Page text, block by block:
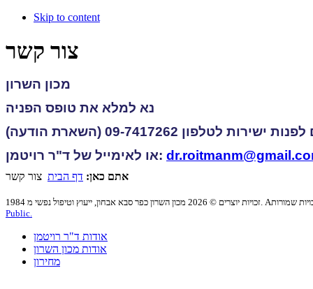
Skip to content
צור קשר
מכון השרון
נא למלא את טופס הפניה
ישירות לטלפון 09-7417262 (השארת הודעה)
או לאימייל של ד"ר רויטמן:
אתם כאן: דף הבית צור קשר
Public.
אודות ד"ר רויטמן
אודות מכון השרון
מחירון